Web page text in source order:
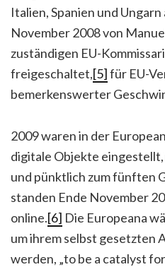
Italien, Spanien und
November 2008 von
zuständigen EU-
freigeschaltet,[5]für EU-
bemerkenswerter
2009 waren in der
digitale Objekte eingestellt,
und pünktlich zum fünften
standen Ende November
online.[6] Die Europeana
um ihrem selbst gesetzten
werden, „to be a catalyst